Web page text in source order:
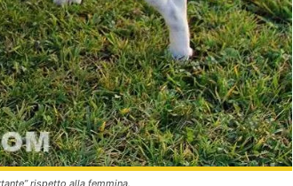
rispetto alla femmina.